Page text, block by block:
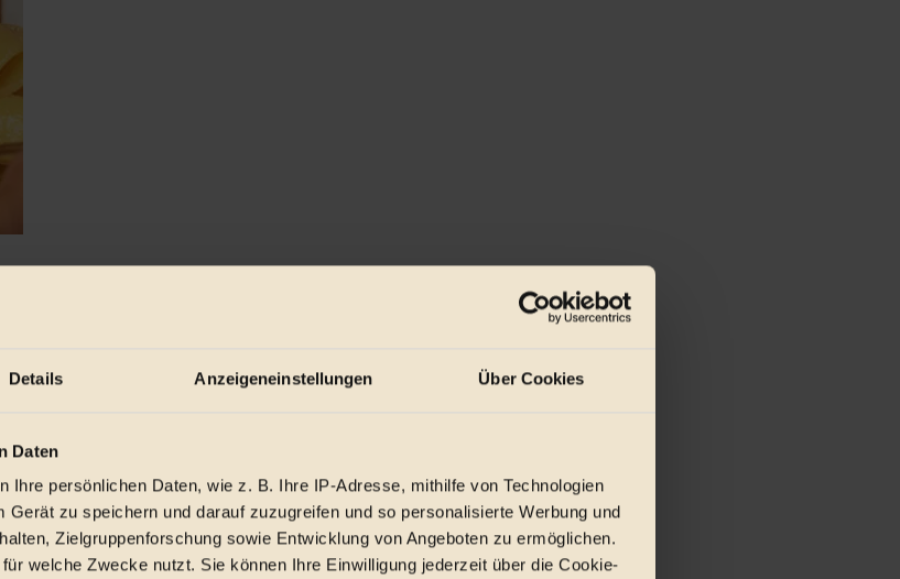
Details Anzeigeneinstellungen Über Cookies
Daten
Ihre persönlichen Daten, wie z. B. Ihre IP-Adresse, mithilfe von Technologien
zu speichern und darauf zuzugreifen und so personalisierte Werbung und
Zielgruppenforschung sowie Entwicklung von Angeboten zu ermöglichen.
welche Zwecke nutzt. Sie können Ihre Einwilligung jederzeit über die Cookie-